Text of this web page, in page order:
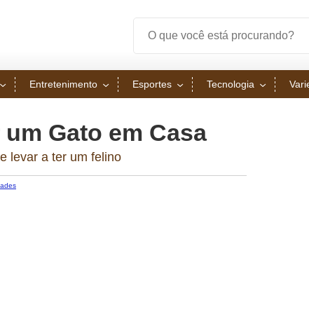
Entretenimento Esportes Tecnologia
Gato em Casa
levar a ter um felino